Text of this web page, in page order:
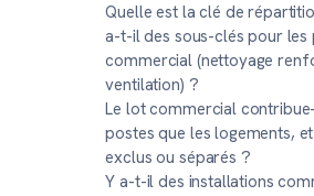
Quelle est la clé de
a-t-il des sous-clés pour les
commercial (nettoyage
ventilation) ?
Le lot commercial
postes que les logements,
exclus ou séparés ?
Y a-t-il des installations